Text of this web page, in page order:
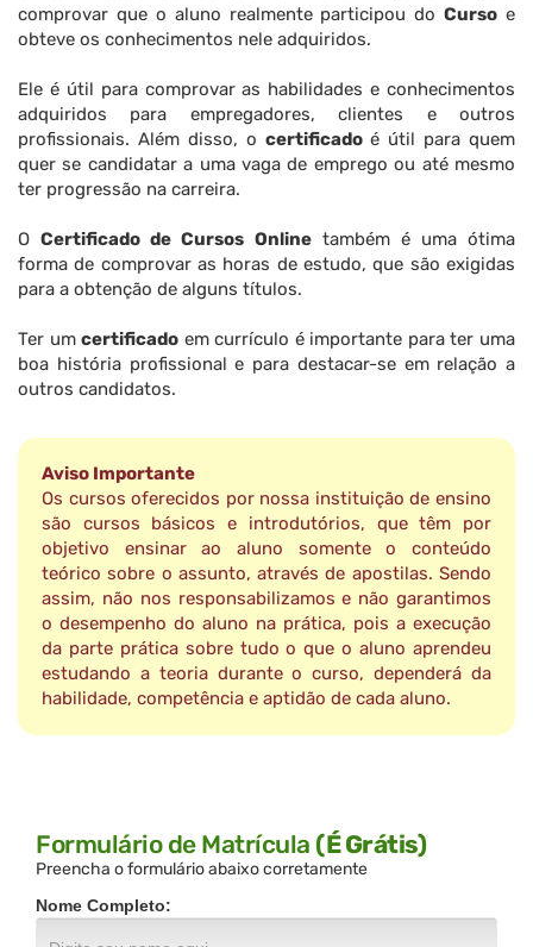
comprovar que o aluno realmente participou doCurso e
obteve os conhecimentos nele adquiridos.
Ele é útil para comprovar as habilidades e conhecimentos
adquiridos para empregadores, clientes e outros
profissionais. Além disso, o certificadoé útil para quem
quer se candidatar a uma vaga de emprego ou até mesmo
ter progressão na carreira.
OCertificado de Cursos Onlinetambém é uma ótima
forma de comprovar as horas de estudo, que são exigidas
para a obtenção de alguns títulos.
Ter umcertificado em currículo é importante para ter uma
boa história profissional e para destacar-se em relação a
outros candidatos.
Aviso Importante
Os cursos oferecidos por nossa instituição de ensino
são cursos básicos e introdutórios, que têm por
objetivo ensinar ao aluno somente o conteúdo
teórico sobre o assunto, através de apostilas. Sendo
assim, não nos responsabilizamos e não garantimos
o desempenho do aluno na prática, pois a execução
da parte prática sobre tudo o que o aluno aprendeu
estudando a teoria durante o curso, dependerá da
habilidade, competência e aptidão de cada aluno.
Formulário de Matrícula (É Grátis)
Preencha o formulário abaixo corretamente
Nome Completo: